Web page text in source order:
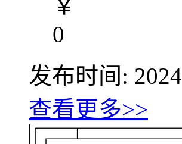
￥
0
发布时间: 2024
查看更多>>